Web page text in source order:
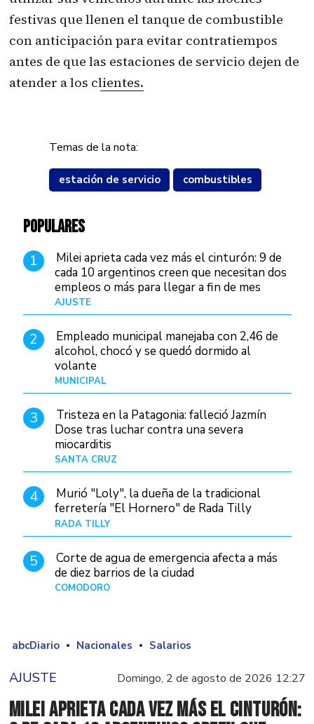
festivas que llenen el tanque de combustible
con anticipación para evitar contratiempos
antes de que las estaciones de servicio dejen de
atender a los clientes.
Temas de la nota:
estación de servicio combustibles
POPULARES
1
Milei aprieta cada vez más el cinturón: 9 de
cada 10 argentinos creen que necesitan dos
empleos o más para llegar a fin de mes
AJUSTE
2
Empleado municipal manejaba con 2,46 de
alcohol, chocó y se quedó dormido al
volante
MUNICIPAL
3
Tristeza en la Patagonia: falleció Jazmín
Dose tras luchar contra una severa
miocarditis
SANTA CRUZ
4
Murió "Loly", la dueña de la tradicional
ferretería "El Hornero" de Rada Tilly
RADA TILLY
5
Corte de agua de emergencia afecta a más
de diez barrios de la ciudad
COMODORO
abcDiario Nacionales Salarios
AJUSTE Domingo, 2 de agosto de 2026 12:27
Milei aprieta cada vez más el cinturón: